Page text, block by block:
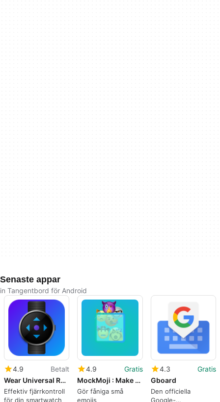
Senaste appar
in Tangentbord för Android
4.9
Betalt
Wear Universal Remote
Effektiv fjärrkontroll
för din smartwatch
4.9
Gratis
MockMoji : Make your own emoji
Gör fåniga små
emojis
4.3
Gratis
Gboard
Den officiella
Google-